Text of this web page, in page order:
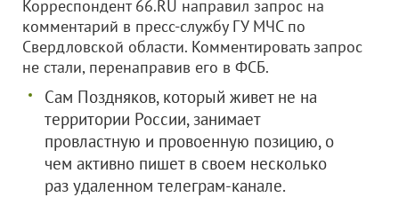
Корреспондент 66.RU направил запрос на
комментарий в пресс-службу ГУ МЧС по
Свердловской области. Комментировать запрос
не стали, перенаправив его в ФСБ.
Сам Поздняков, который живет не на
территории России, занимает
провластную и провоенную позицию, о
чем активно пишет в своем несколько
раз удаленном телеграм-канале.